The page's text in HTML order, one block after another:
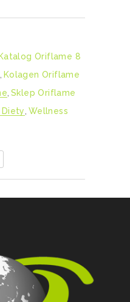
Katalog Oriflame 8
Kolagen Oriflame
Sklep Oriflame
Wellness